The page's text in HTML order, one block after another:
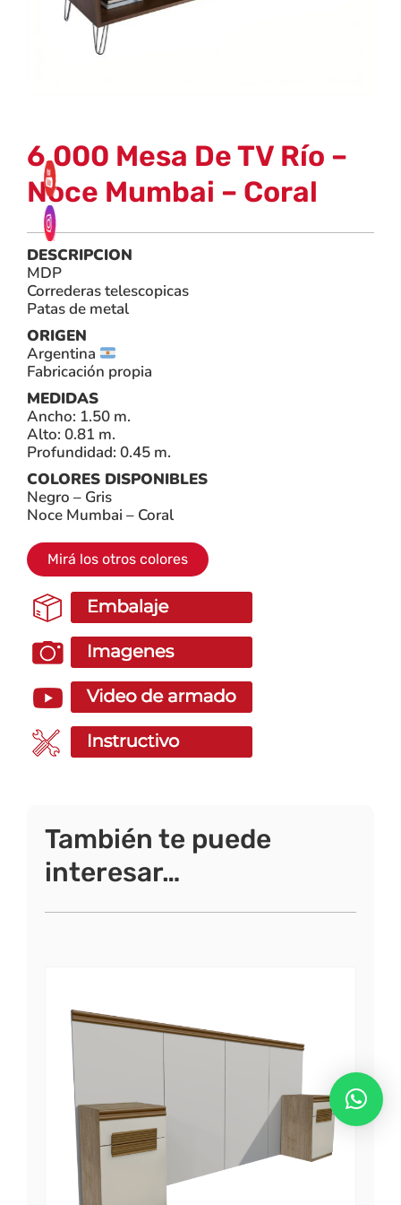
6.000 Mesa De TV Río –
Noce Mumbai – Coral
DESCRIPCION
MDP
Correderas telescopicas
Patas de metal
ORIGEN
Argentina
Fabricación propia
MEDIDAS
Ancho: 1.50 m.
Alto: 0.81 m.
Profundidad: 0.45 m.
COLORES DISPONIBLES
Negro – Gris
Noce Mumbai – Coral
Mirá los otros colores
También te puede
interesar…